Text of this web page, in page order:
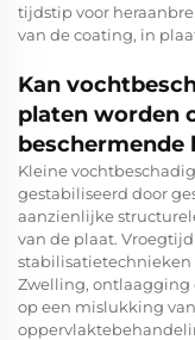
tijdstip voor
van de coating, in
Kan
platen worden
beschermende
Kleine
gestabiliseerd door
aanzienlijke
van de plaat.
stabilisatietechnieken
Zwelling, ontlaagging
op een mislukking